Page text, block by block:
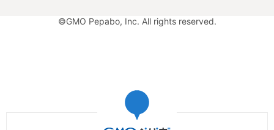
©GMO Pepabo, Inc. All rights reserved.